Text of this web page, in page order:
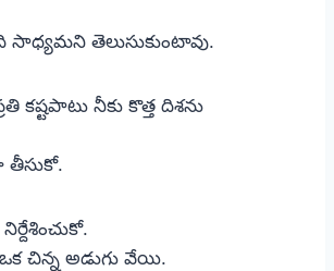
సాధ్యమని తెలుసుకుంటావు.
కష్టపాటు నీకు కొత్త దిశను
తీసుకో.
చిన్న అడుగు వేయి.